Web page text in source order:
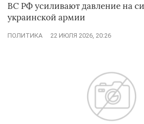
ВС РФ усиливают давление на
украинской армии
ПОЛИТИКА 22 ИЮЛЯ 2026, 20:26